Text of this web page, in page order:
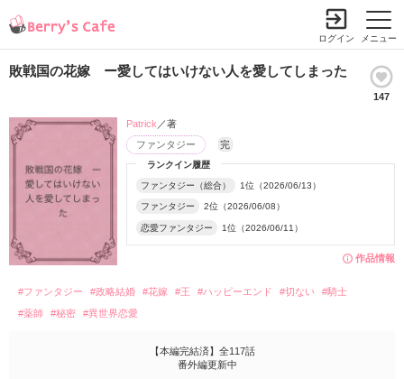
メニュー
ログイン
敗戦国の花嫁 ー愛してはいけない人を愛してしまった
147
作品情報
ランクイン履歴
ファンタジー（総合） 1位（2026/06/13）
ファンタジー 2位（2026/06/08）
恋愛ファンタジー 1位（2026/06/11）
ファンタジー 完
Patrick ／著
#ファンタジー #政略結婚 #花嫁 #王 #ハッピーエンド #切ない
#騎士
#薬師
#秘密 #異世界恋愛
【本編完結済】全117話
番外編更新中